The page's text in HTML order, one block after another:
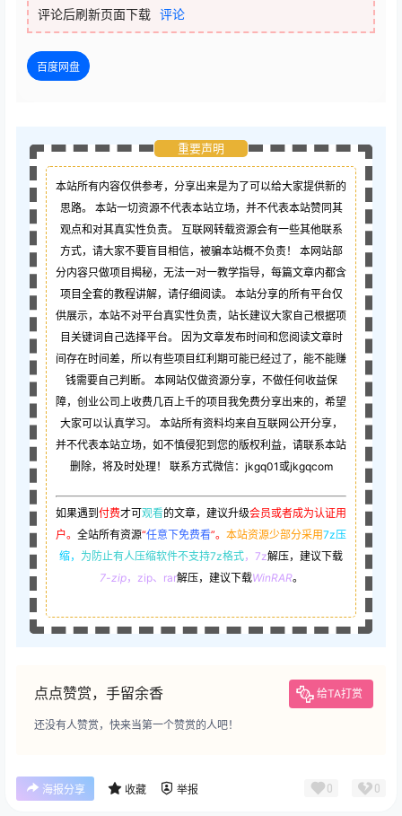
评论后刷新页面下载 评论
百度网盘
重要声明
本站所有内容仅供参考，分享出来是为了可以给大家提供新的
思路。 本站一切资源不代表本站立场，并不代表本站赞同其
观点和对其真实性负责。 互联网转载资源会有一些其他联系
方式，请大家不要盲目相信，被骗本站概不负责！ 本网站部
分内容只做项目揭秘，无法一对一教学指导，每篇文章内都含
项目全套的教程讲解，请仔细阅读。 本站分享的所有平台仅
供展示，本站不对平台真实性负责，站长建议大家自己根据项
目关键词自己选择平台。 因为文章发布时间和您阅读文章时
间存在时间差，所以有些项目红利期可能已经过了，能不能赚
钱需要自己判断。 本网站仅做资源分享，不做任何收益保
障，创业公司上收费几百上千的项目我免费分享出来的，希望
大家可以认真学习。 本站所有资料均来自互联网公开分享，
并不代表本站立场，如不慎侵犯到您的版权利益，请联系本站
删除，将及时处理！ 联系方式微信：jkgq01或jkgqcom
如果遇到 付费才可观看的文章，建议升级会员或者成为认证用
户。 全站所有资源“任意下免费看”。 本站资源少部分采用7z压
缩， 为防止有人压缩软件不支持7z格式，7z解压，建议下载
7-zip，zip、rar解压，建议下载WinRAR。
点点赞赏，手留余香 给TA打赏
还没有人赞赏，快来当第一个赞赏的人吧！
海报分享 收藏 举报 0 0